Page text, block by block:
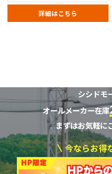
詳細はこちら
シシドモ
オールメーカー在庫
まずはお気軽に
今ならお得